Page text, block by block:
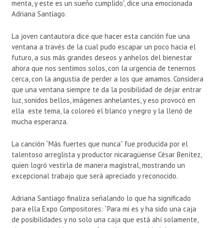
menta, y este es un sueño cumplido”, dice una emocionada
Adriana Santiago.
La joven cantautora dice que hacer esta canción fue una
ventana a través de la cual pudo escapar un poco hacia el
futuro, a sus más grandes deseos y anhelos del bienestar
ahora que nos sentimos solos, con la urgencia de tenernos
cerca, con la angustia de perder a los que amamos. Considera
que una ventana siempre te da la posibilidad de dejar entrar
luz, sonidos bellos, imágenes anhelantes, y eso provocó en
ella este tema, la coloreó el blanco y negro y la llenó de
mucha esperanza.
La canción “Más fuertes que nunca” fue producida por el
talentoso arreglista y productor nicaragüense César Benítez,
quien logró vestirla de manera magistral, mostrando un
excepcional trabajo que será apreciado y reconocido.
Adriana Santiago finaliza señalando lo que ha significado
para ella Expo Compositores: “Para mi es y ha sido una caja
de posibilidades y no solo una caja que está ahí solamente,